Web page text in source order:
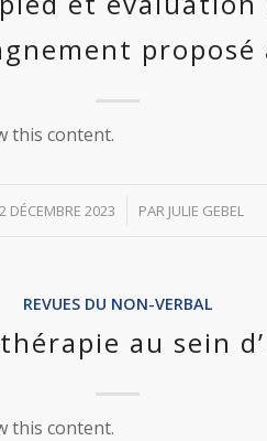
this content.
DÉCEMBRE 2023
/ PAR JULIE GEBEL
REVUES DU NON-VERBAL
au sein
this content.